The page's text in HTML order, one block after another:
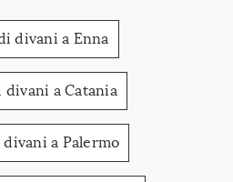
divani a Enna
divani a Catania
a Palermo